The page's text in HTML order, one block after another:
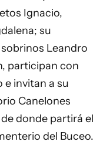
Ignacio,
su
Leandro
participan con
invitan a su
Canelones
donde partirá el
del Buceo.